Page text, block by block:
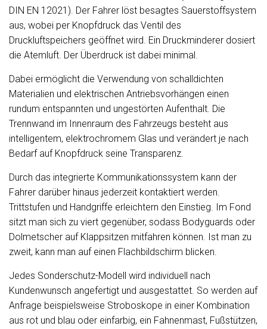
DIN EN 12021). Der Fahrer löst besagtes Sauerstoffsystem
aus, wobei per Knopfdruck das Ventil des
Druckluftspeichers geöffnet wird. Ein Druckminderer dosiert
die Atemluft. Der Überdruck ist dabei minimal.
Dabei ermöglicht die Verwendung von schalldichten
Materialien und elektrischen Antriebsvorhängen einen
rundum entspannten und ungestörten Aufenthalt. Die
Trennwand im Innenraum des Fahrzeugs besteht aus
intelligentem, elektrochromem Glas und verändert je nach
Bedarf auf Knopfdruck seine Transparenz.
Durch das integrierte Kommunikationssystem kann der
Fahrer darüber hinaus jederzeit kontaktiert werden.
Trittstufen und Handgriffe erleichtern den Einstieg. Im Fond
sitzt man sich zu viert gegenüber, sodass Bodyguards oder
Dolmetscher auf Klappsitzen mitfahren können. Ist man zu
zweit, kann man auf einen Flachbildschirm blicken.
Jedes Sonderschutz-Modell wird individuell nach
Kundenwunsch angefertigt und ausgestattet. So werden auf
Anfrage beispielsweise Stroboskope in einer Kombination
aus rot und blau oder einfarbig, ein Fahnenmast, Fußstützen,